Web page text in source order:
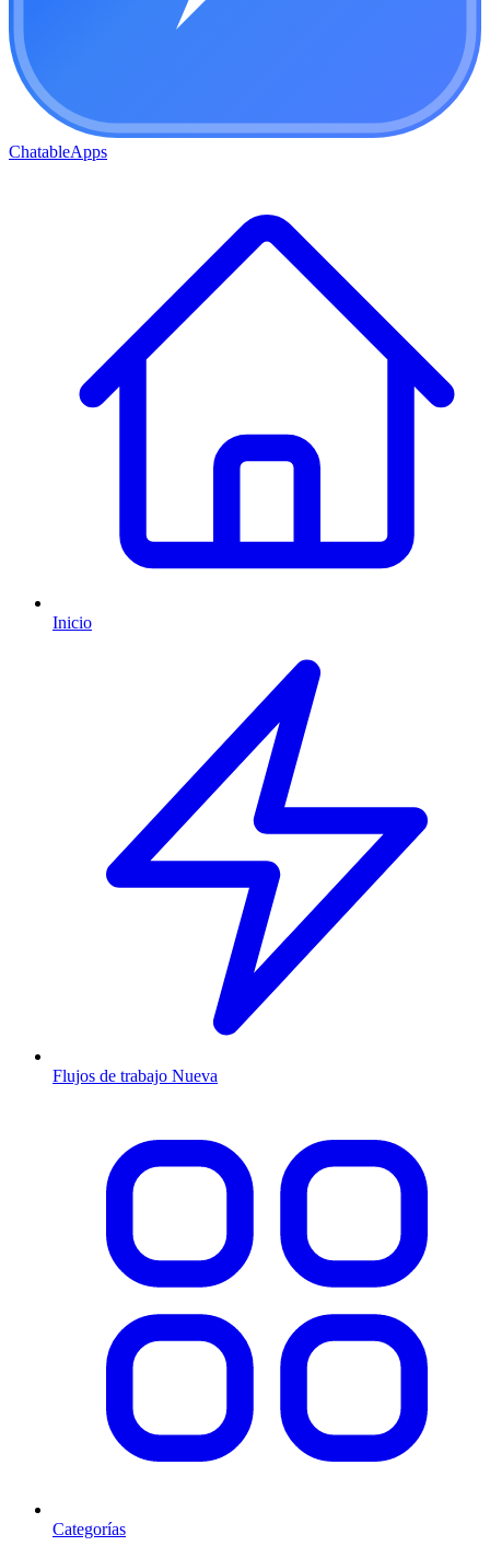
ChatableApps
Inicio
Flujos de trabajo Nueva
Categorías